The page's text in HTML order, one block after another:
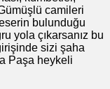
camileri
bulunduğu
yola çıkarsanız bu
sizi şaha
Paşa heykeli